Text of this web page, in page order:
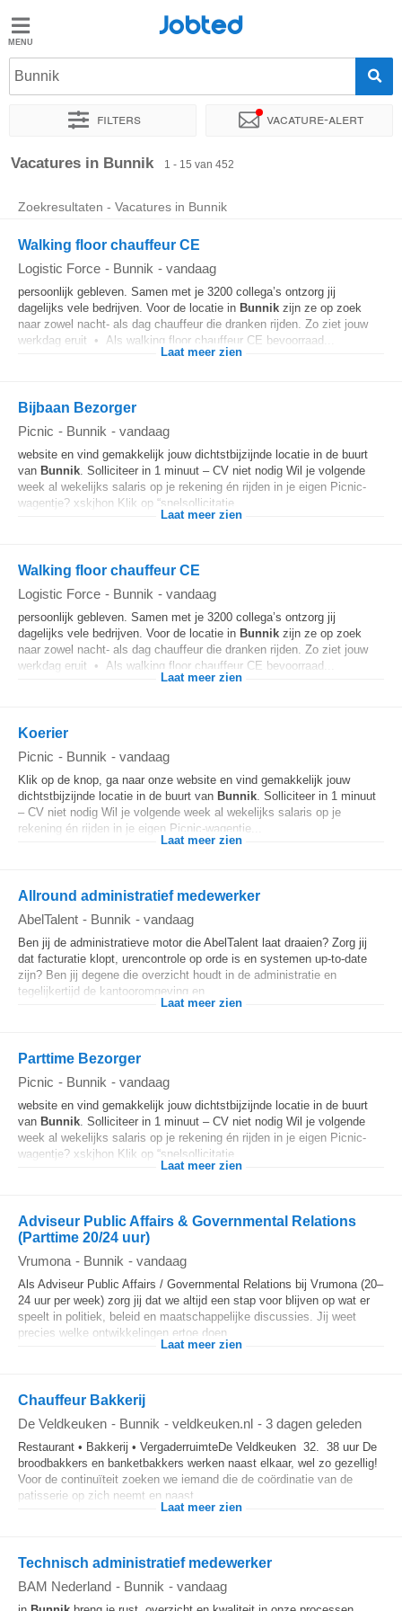
Jobted
Vacatures
Salarissen
Jobted
Bunnik
Filters Vacature-alert
Sorteer op Exacte locatie Bedrijf
Vacatures in Bunnik 1 - 15 van 452
Zoekresultaten - Vacatures in Bunnik
Walking floor chauffeur CE
Logistic Force - Bunnik - vandaag
persoonlijk gebleven. Samen met je 3200 collega’s ontzorg jij
dagelijks vele bedrijven. Voor de locatie in Bunnik zijn ze op zoek
naar zowel nacht- als dag chauffeur die dranken rijden. Zo ziet jouw
werkdag eruit • Als walking floor chauffeur CE bevoorraad...
Laat meer zien
Bijbaan Bezorger
Picnic - Bunnik - vandaag
website en vind gemakkelijk jouw dichtstbijzijnde locatie in de buurt
van Bunnik. Solliciteer in 1 minuut – CV niet nodig Wil je volgende
week al wekelijks salaris op je rekening én rijden in je eigen Picnic-
wagentje? xskjhon Klik op “snelsollicitatie...
Laat meer zien
Walking floor chauffeur CE
Logistic Force - Bunnik - vandaag
persoonlijk gebleven. Samen met je 3200 collega’s ontzorg jij
dagelijks vele bedrijven. Voor de locatie in Bunnik zijn ze op zoek
naar zowel nacht- als dag chauffeur die dranken rijden. Zo ziet jouw
werkdag eruit • Als walking floor chauffeur CE bevoorraad...
Laat meer zien
Koerier
Picnic - Bunnik - vandaag
Klik op de knop, ga naar onze website en vind gemakkelijk jouw
dichtstbijzijnde locatie in de buurt van Bunnik. Solliciteer in 1 minuut
– CV niet nodig Wil je volgende week al wekelijks salaris op je
rekening én rijden in je eigen Picnic-wagentje...
Laat meer zien
Allround administratief medewerker
AbelTalent - Bunnik - vandaag
Ben jij de administratieve motor die AbelTalent laat draaien? Zorg jij
dat facturatie klopt, urencontrole op orde is en systemen up-to-date
zijn? Ben jij degene die overzicht houdt in de administratie en
tegelijkertijd de kantooromgeving en...
Laat meer zien
Parttime Bezorger
Picnic - Bunnik - vandaag
website en vind gemakkelijk jouw dichtstbijzijnde locatie in de buurt
van Bunnik. Solliciteer in 1 minuut – CV niet nodig Wil je volgende
week al wekelijks salaris op je rekening én rijden in je eigen Picnic-
wagentje? xskjhon Klik op “snelsollicitatie...
Laat meer zien
Adviseur Public Affairs & Governmental Relations
(Parttime 20/24 uur)
Vrumona - Bunnik - vandaag
Als Adviseur Public Affairs / Governmental Relations bij Vrumona (20–
24 uur per week) zorg jij dat we altijd een stap voor blijven op wat er
speelt in politiek, beleid en maatschappelijke discussies. Jij weet
precies welke ontwikkelingen ertoe doen...
Laat meer zien
Chauffeur Bakkerij
De Veldkeuken - Bunnik - veldkeuken.nl - 3 dagen geleden
Restaurant • Bakkerij • VergaderruimteDe Veldkeuken 32. 38 uur De
broodbakkers en banketbakkers werken naast elkaar, wel zo gezellig!
Voor de continuïteit zoeken we iemand die de coördinatie van de
patisserie op zich neemt en naast...
Laat meer zien
Technisch administratief medewerker
BAM Nederland - Bunnik - vandaag